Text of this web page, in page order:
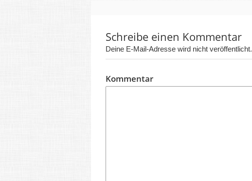
Schreibe einen Kommentar
Deine E-Mail-Adresse wird nicht veröffentlicht.
Kommentar